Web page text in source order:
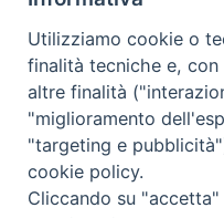
CURIA DIOCESANA
Via Episcopio, 15
89852 MILETO (VV)
Telefono: 0963.338 080
em@il:
curia@diocesimileto.it
Utilizziamo cookie o
finalità tecniche e,
altre finalità
"miglioramento
"targeting e
cookie policy.
Cliccando su